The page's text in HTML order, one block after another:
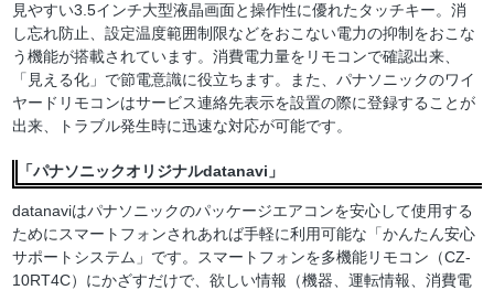
見やすい3.5インチ大型液晶画面と操作性に優れたタッチキー。消
し忘れ防止、設定温度範囲制限などをおこない電力の抑制をおこな
う機能が搭載されています。消費電力量をリモコンで確認出来、
「見える化」で節電意識に役立ちます。また、パナソニックのワイ
ヤードリモコンはサービス連絡先表示を設置の際に登録することが
出来、トラブル発生時に迅速な対応が可能です。
「パナソニックオリジナルdatanavi」
datanaviはパナソニックのパッケージエアコンを安心して使用する
ためにスマートフォンされあれば手軽に利用可能な「かんたん安心
サポートシステム」です。スマートフォンを多機能リモコン（CZ-
10RT4C）にかざすだけで、欲しい情報（機器、運転情報、消費電